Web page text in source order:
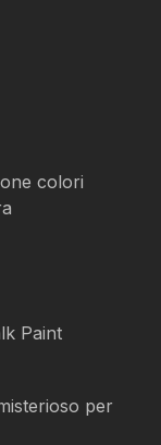
colori
Paint
per